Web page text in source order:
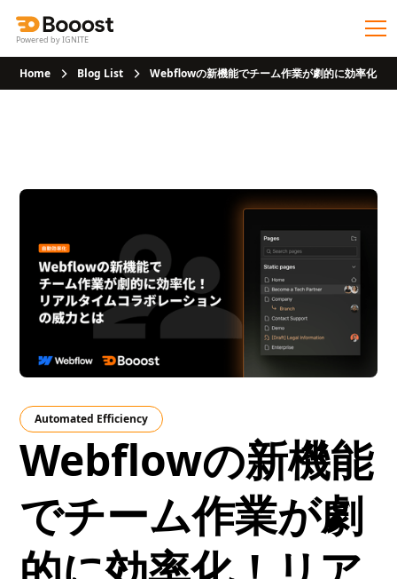
Powered by IGNITE
Home Blog List Webflowの新機能でチーム作業が劇的に効率化！
Automated Efficiency
Webflowの新機能
でチーム作業が劇